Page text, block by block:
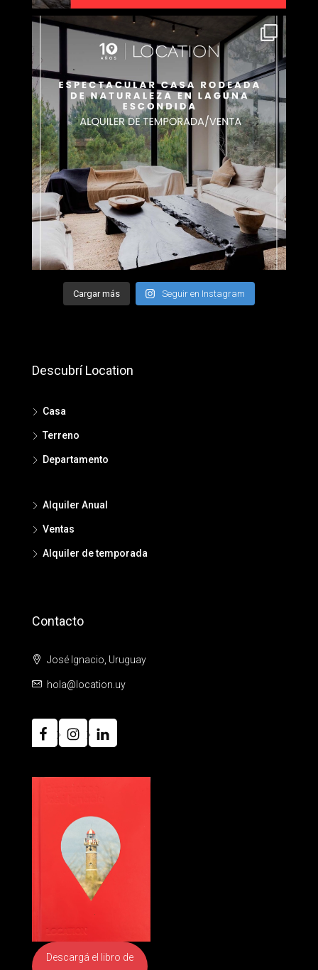
Cargar más Seguir en Instagram
Descubrí Location
Casa
Terreno
Departamento
Alquiler Anual
Ventas
Alquiler de temporada
Contacto
José Ignacio, Uruguay
hola@location.uy
Descargá el libro de